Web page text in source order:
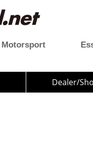
Motorsport
Dealer/